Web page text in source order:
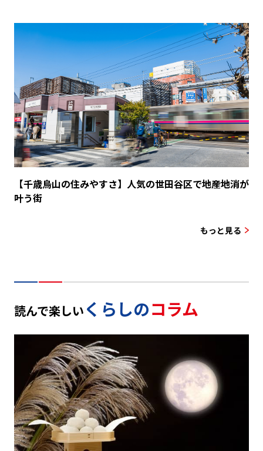
【千歳烏山の住みやすさ】人気の世田谷区で地産地消が
叶う街
もっと見る
読んで楽しい くらしのコラム